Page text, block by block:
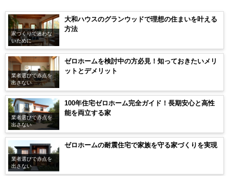
家づくりで迷わな
いために
大和ハウスのグランウッドで理想の住まいを叶える
方法
業者選びで赤点を
出さない
ゼロホームを検討中の方必見！知っておきたいメリ
ットとデメリット
業者選びで赤点を
出さない
100年住宅ゼロホーム完全ガイド！長期安心と高性
能を両立する家
業者選びで赤点を
出さない
ゼロホームの耐震住宅で家族を守る家づくりを実現